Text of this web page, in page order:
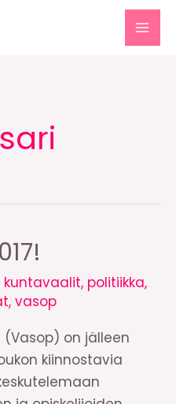
kuntavaalit, politiikka,
, vasop
on jälleen
kiinnostavia